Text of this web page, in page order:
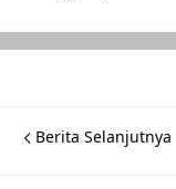
Berita Selanjutnya